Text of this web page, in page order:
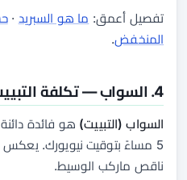
تفصيل أعمق: ما هو السبريد ·
المنخفض.
4. السواب — تكلفة التبييت
السواب (التبييت) هو فائدة
5 مساءً بتوقيت نيويورك. يعكس
ناقص ماركب الوسيط.